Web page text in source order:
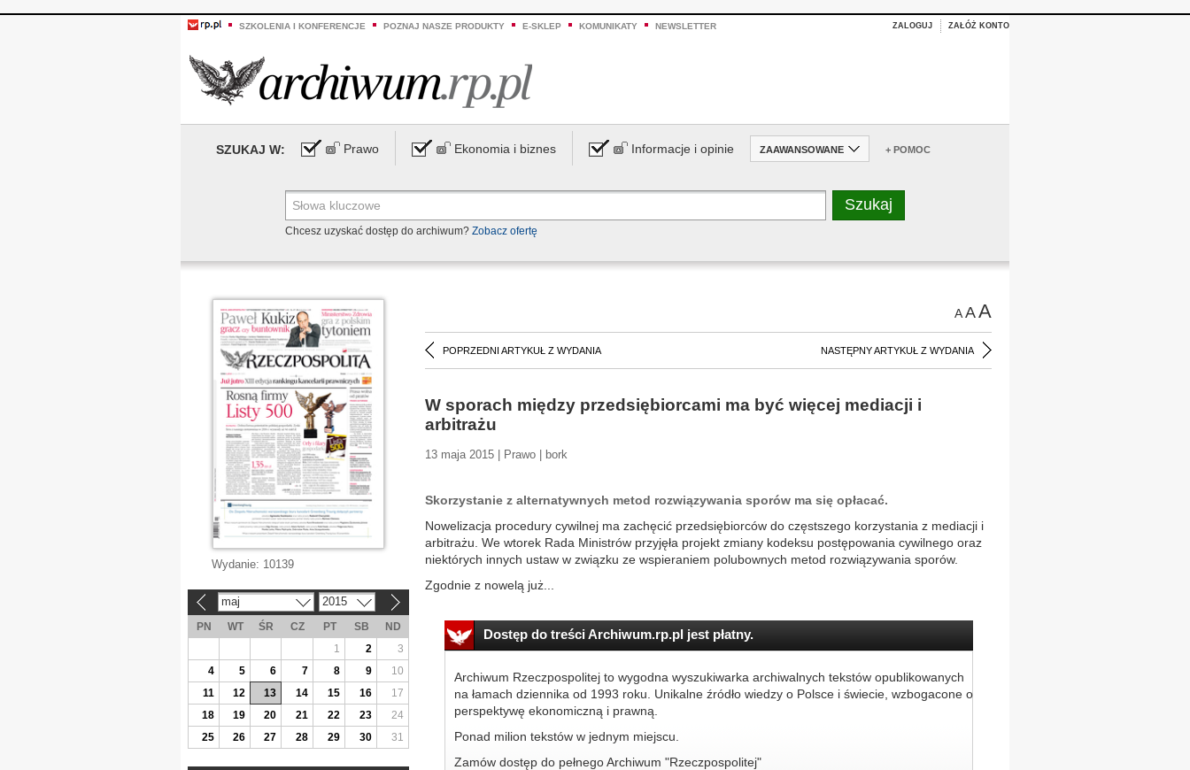
SZKOLENIA I KONFERENCJE POZNAJ NASZE PRODUKTY E-SKLEP KOMUNIKATY NEWSLETTER ZALOGUJ ZAŁÓŻ KONTO
SZUKAJ W: Prawo Ekonomia i biznes Informacje i opinie ZAAWANSOWANE + POMOC
Chcesz uzyskać dostęp do archiwum? Zobacz ofertę
AAA
POPRZEDNI ARTYKUŁ Z WYDANIA NASTĘPNY ARTYKUŁ Z WYDANIA
W sporach między przedsiębiorcami ma być więcej mediacji i
arbitrażu
13 maja 2015 | Prawo | bork
Skorzystanie z alternatywnych metod rozwiązywania sporów ma się opłacać.
Nowelizacja procedury cywilnej ma zachęcić przedsiębiorców do częstszego korzystania z mediacji i
arbitrażu. We wtorek Rada Ministrów przyjęła projekt zmiany kodeksu postępowania cywilnego oraz
niektórych innych ustaw w związku ze wspieraniem polubownych metod rozwiązywania sporów.
Zgodnie z nowelą już...
Dostęp do treści Archiwum.rp.pl jest płatny.
Archiwum Rzeczpospolitej to wygodna wyszukiwarka archiwalnych tekstów opublikowanych
na łamach dziennika od 1993 roku. Unikalne źródło wiedzy o Polsce i świecie, wzbogacone o
perspektywę ekonomiczną i prawną.
Ponad milion tekstów w jednym miejscu.
Zamów dostęp do pełnego Archiwum "Rzeczpospolitej"
Wydanie: 10139
maj 2015
PN WT ŚR CZ PT SB
ND
1
2
3
4
5 6 7 8 9
10
11
12 13 14 15 16
17
18
19 20 21 22 23
24
25
26 27 28 29 30 31